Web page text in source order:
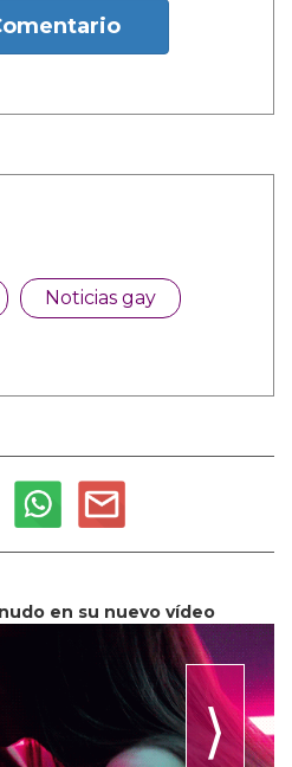
Noticias gay
en su nuevo vídeo
⟩